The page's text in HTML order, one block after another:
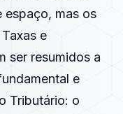
espaço, mas os
e
ser resumidos a
e
Tributário: o